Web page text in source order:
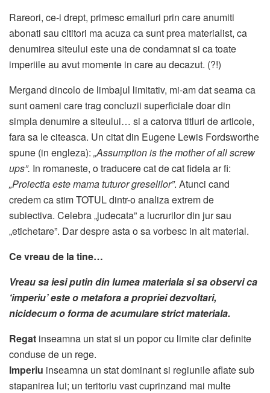
Rareori, ce-i drept, primesc emailuri prin care anumiti
abonati sau cititori ma acuza ca sunt prea materialist, ca
denumirea siteului este una de condamnat si ca toate
imperiile au avut momente in care au decazut. (?!)
Mergand dincolo de limbajul limitativ, mi-am dat seama ca
sunt oameni care trag concluzii superficiale doar din
simpla denumire a siteului… si a catorva titluri de articole,
fara sa le citeasca. Un citat din Eugene Lewis Fordsworthe
spune (in engleza): „Assumption is the mother of all screw
ups”. In romaneste, o traducere cat de cat fidela ar fi:
„Proiectia este mama tuturor greselilor”. Atunci cand
credem ca stim TOTUL dintr-o analiza extrem de
subiectiva. Celebra „judecata” a lucrurilor din jur sau
„etichetare”. Dar despre asta o sa vorbesc in alt material.
Ce vreau de la tine…
Vreau sa iesi putin din lumea materiala si sa observi ca
‘imperiu’ este o metafora a propriei dezvoltari,
nicidecum o forma de acumulare strict materiala.
Regat inseamna un stat si un popor cu limite clar definite
conduse de un rege.
Imperiu inseamna un stat dominant si regiunile aflate sub
stapanirea lui; un teritoriu vast cuprinzand mai multe